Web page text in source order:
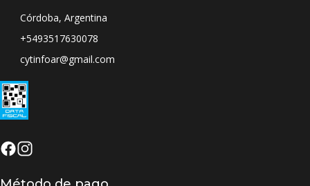
Córdoba, Argentina
+5493517630078
cytinfoar@gmail.com